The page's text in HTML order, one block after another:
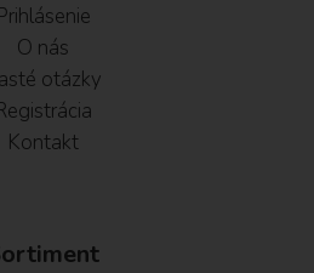
O nás
otázky
Kontakt